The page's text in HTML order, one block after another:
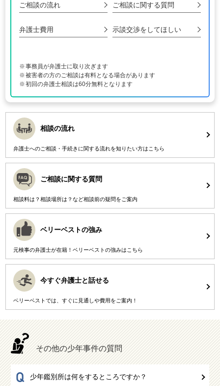
ご相談の流れ ご相談に関する質問
弁護士費用 示談交渉をしてほしい
事務員が弁護士に取り次ぎます
被害者の方のご相談は有料となる場合があります
初回の弁護士相談は60分無料となります
相談の流れ
弁護士へのご相談・手続きに関する流れを知りたい方はこちら
ご相談に関する質問
相談料は？相談場所は？など相談前の疑問をご案内
ベリーベストの強み
元検事の弁護士が在籍！ベリーベストの強みはこちら
今すぐ弁護士と話せる
ベリーベストでは、すぐに見通しや費用をご案内！
その他の少年事件の質問
Q 少年鑑別所は何をするところですか？